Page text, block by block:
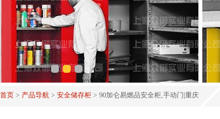
首页 > 产品导航 > 安全储存柜 > 90加仑易燃品安全柜,手动门|重庆